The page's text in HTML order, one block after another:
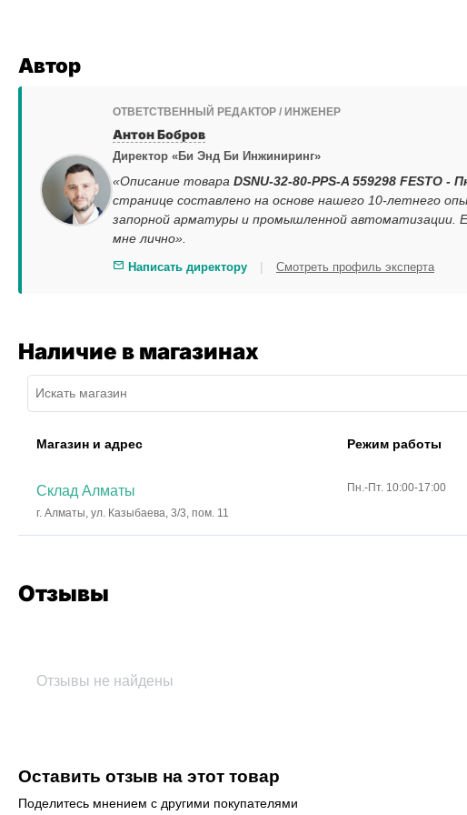
Автор
ОТВЕТСТВЕННЫЙ РЕДАКТОР / ИНЖЕНЕР
Антон Бобров
Директор «Би Энд Би Инжиниринг»
«Описание товара DSNU-32-80-PPS-A 559298 FESTO
странице составлено на основе нашего 10-летнего
запорной арматуры и промышленной автоматизации.
мне лично».
Написать директору | Смотреть профиль эксперта
Наличие в магазинах
Магазин и адрес Режим работы
Склад Алматы
г. Алматы, ул. Казыбаева, 3/3, пом. 11
Пн.-Пт. 10:00-17:00
Отзывы
Отзывы не найдены
Оставить отзыв на этот товар
Поделитесь мнением с другими покупателями